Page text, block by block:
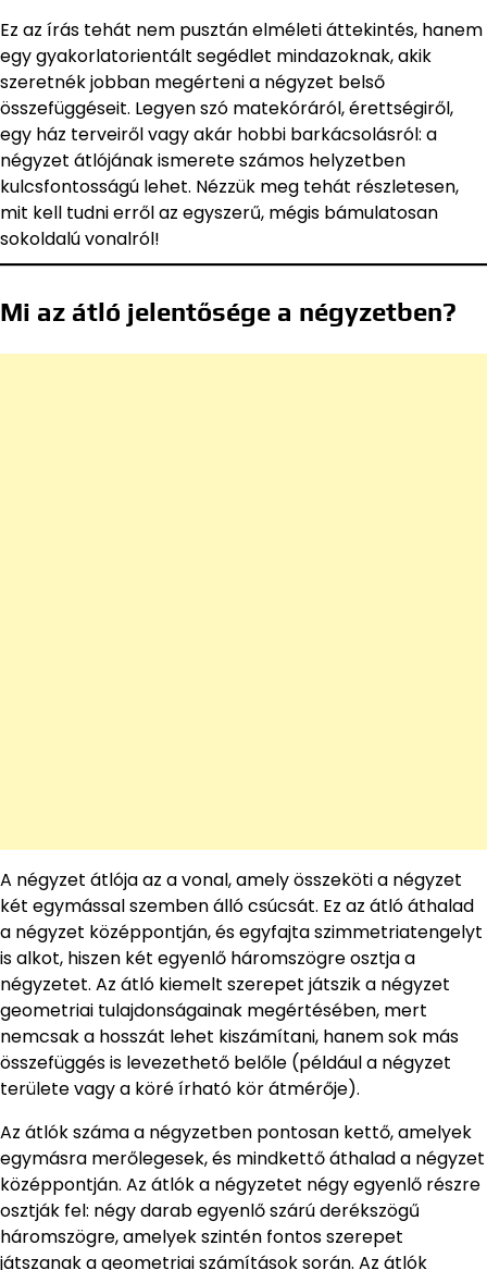
Ez az írás tehát nem pusztán elméleti áttekintés, hanem
egy gyakorlatorientált segédlet mindazoknak, akik
szeretnék jobban megérteni a négyzet belső
összefüggéseit. Legyen szó matekóráról, érettségiről,
egy ház terveiről vagy akár hobbi barkácsolásról: a
négyzet átlójának ismerete számos helyzetben
kulcsfontosságú lehet. Nézzük meg tehát részletesen,
mit kell tudni erről az egyszerű, mégis bámulatosan
sokoldalú vonalról!
Mi az átló jelentősége a négyzetben?
A négyzet átlója az a vonal, amely összeköti a négyzet
két egymással szemben álló csúcsát. Ez az átló áthalad
a négyzet középpontján, és egyfajta szimmetriatengelyt
is alkot, hiszen két egyenlő háromszögre osztja a
négyzetet. Az átló kiemelt szerepet játszik a négyzet
geometriai tulajdonságainak megértésében, mert
nemcsak a hosszát lehet kiszámítani, hanem sok más
összefüggés is levezethető belőle (például a négyzet
területe vagy a köré írható kör átmérője).
Az átlók száma a négyzetben pontosan kettő, amelyek
egymásra merőlegesek, és mindkettő áthalad a négyzet
középpontján. Az átlók a négyzetet négy egyenlő részre
osztják fel: négy darab egyenlő szárú derékszögű
háromszögre, amelyek szintén fontos szerepet
játszanak a geometriai számítások során. Az átlók